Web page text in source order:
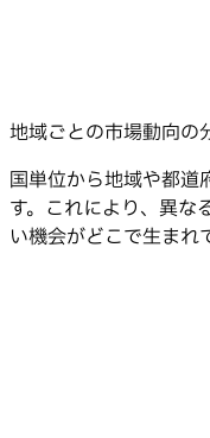
地域ごとの市場動向の
国単位から地域や都道
す。これにより、異な
い機会がどこで生まれ